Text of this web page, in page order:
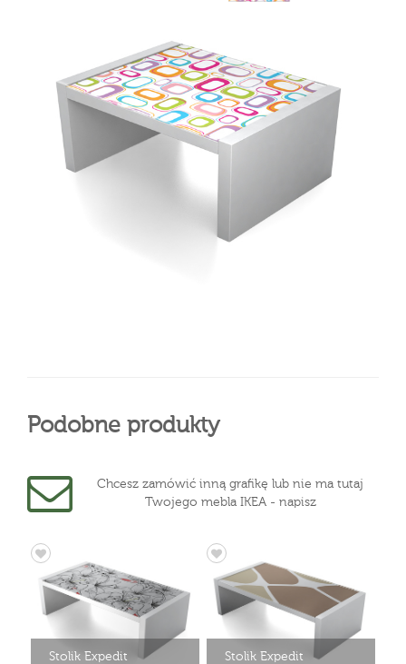
Podobne produkty
Chcesz zamówić inną grafikę lub nie ma tutaj
Twojego mebla IKEA - napisz
Stolik Expedit
Stolik Expedit